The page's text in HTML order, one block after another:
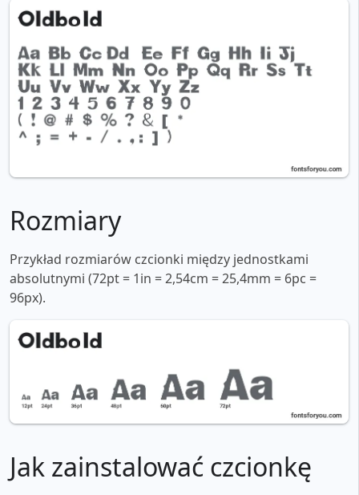
Rozmiary
Przykład rozmiarów czcionki między jednostkami
absolutnymi (72pt = 1in = 2,54cm = 25,4mm = 6pc =
96px).
Jak zainstalować czcionkę